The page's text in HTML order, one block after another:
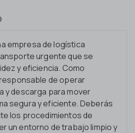
empresa de logística
urgente que se
y eficiencia. Como
de operar
y descarga para mover
segura y eficiente. Deberás
los procedimientos de
un entorno de trabajo limpio y